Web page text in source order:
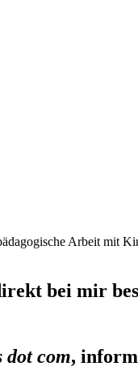
Arbeit mit
bei mir
dot com,